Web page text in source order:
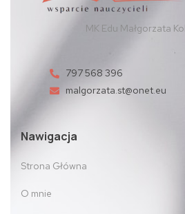
MK Edu Małgorzata
797 568 396
malgorzata.st@onet.eu
Nawigacja
Strona Główna
O mnie